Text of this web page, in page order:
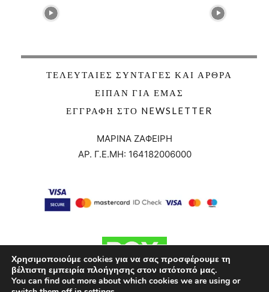
ΤΕΛΕΥΤΑΊΕΣ ΣΥΝΤΑΓΈΣ ΚΑΙ ΆΡΘΡΑ
ΕΊΠΑΝ ΓΙΑ ΕΜΆΣ
ΕΓΓΡΑΦΉ ΣΤΟ NEWSLETTER
ΜΑΡΙΝΑ ΖΑΦΕΙΡΗ
ΑΡ. Γ.Ε.ΜΗ: 164182006000
Χρησιμοποιούμε cookies για να σας προσφέρουμε τη
βέλτιστη εμπειρία πλοήγησης στον ιστότοπό μας.
You can find out more about which cookies we are using or